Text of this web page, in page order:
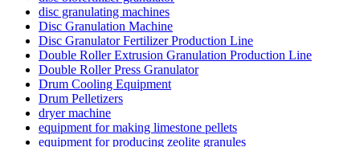
disc granulating machines
Disc Granulation Machine
Disc Granulator Fertilizer Production Line
Double Roller Extrusion Granulation Production Line
Double Roller Press Granulator
Drum Cooling Equipment
Drum Pelletizers
dryer machine
equipment for making limestone pellets
equipment for producing zeolite granules